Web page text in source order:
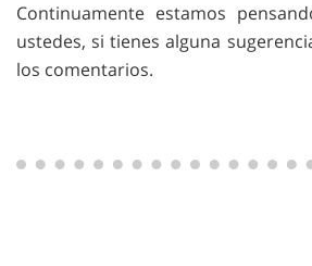
Continuamente estamos
ustedes, si tienes alguna
los comentarios.